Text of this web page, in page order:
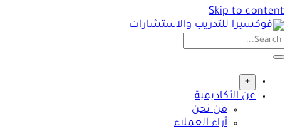
Skip to content
+
عن الأكاديمية
من نحن
أراء العملاء